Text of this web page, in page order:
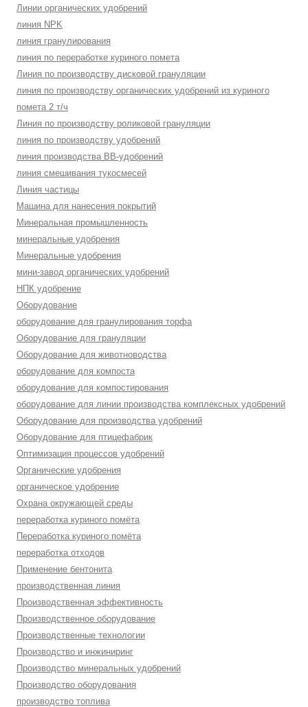
Линии органических удобрений
линия NPK
линия гранулирования
линия по переработке куриного помета
Линия по производству дисковой грануляции
линия по производству органических удобрений из куриного
помета 2 т/ч
Линия по производству роликовой грануляции
линия по производству удобрений
линия производства BB-удобрений
линия смешивания тукосмесей
Линия частицы
Машина для нанесения покрытий
Минеральная промышленность
минеральные удобрения
Минеральные удобрения
мини-завод органических удобрений
НПК удобрение
Оборудование
оборудование для гранулирования торфа
Оборудование для грануляции
Оборудование для животноводства
оборудование для компоста
оборудование для компостирования
оборудование для линии производства комплексных удобрений
Оборудование для производства удобрений
Оборудование для птицефабрик
Оптимизация процессов удобрений
Органические удобрения
органическое удобрение
Охрана окружающей среды
переработка куриного помёта
Переработка куриного помёта
переработка отходов
Применение бентонита
производственная линия
Производственная эффективность
Производственное оборудование
Производственные технологии
Производство и инжиниринг
Производство минеральных удобрений
Производство оборудования
производство топлива